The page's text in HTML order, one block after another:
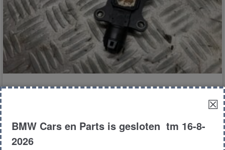
€ 50.00
☒
BMW Cars en Parts is gesloten tm 16-8-
2026